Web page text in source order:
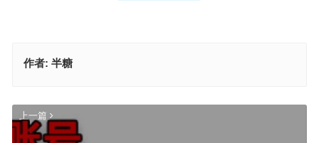
作者: 半糖
上一篇